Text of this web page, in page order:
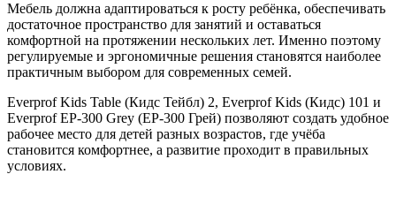
Мебель должна адаптироваться к росту ребёнка, обеспечивать
достаточное пространство для занятий и оставаться
комфортной на протяжении нескольких лет. Именно поэтому
регулируемые и эргономичные решения становятся наиболее
практичным выбором для современных семей.
Everprof Kids Table (Кидс Тейбл) 2, Everprof Kids (Кидс) 101 и
Everprof EP-300 Grey (EP-300 Грей) позволяют создать удобное
рабочее место для детей разных возрастов, где учёба
становится комфортнее, а развитие проходит в правильных
условиях.